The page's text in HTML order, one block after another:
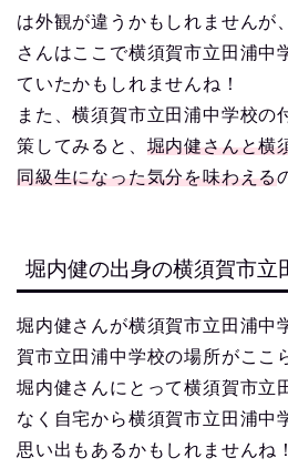
は外観が違うかもしれませんが
さんはここで横須賀市立田浦中
ていたかもしれませんね！
また、横須賀市立田浦中学校の
策してみると、 堀内健さんと横
同級生になった気分を味わえる
堀内健の出身の横須賀市立
堀内健さんが横須賀市立田浦中
賀市立田浦中学校の場所がここ
堀内健さんにとって横須賀市立
なく自宅から横須賀市立田浦中
思い出もあるかもしれませんね！